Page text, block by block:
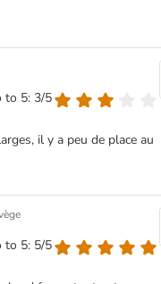
to 5: 3/5
il y a peu de place au
to 5: 5/5